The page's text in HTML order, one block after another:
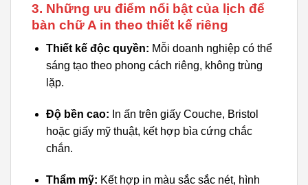
3. Những ưu điểm nổi bật của lịch để
bàn chữ A in theo thiết kế riêng
Thiết kế độc quyền: Mỗi doanh nghiệp có thể
sáng tạo theo phong cách riêng, không trùng
lặp.
Độ bền cao: In ấn trên giấy Couche, Bristol
hoặc giấy mỹ thuật, kết hợp bìa cứng chắc
chắn.
Thẩm mỹ: Kết hợp in màu sắc sắc nét, hình